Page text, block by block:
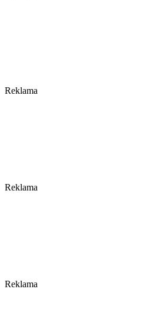
Reklama
Reklama
Reklama